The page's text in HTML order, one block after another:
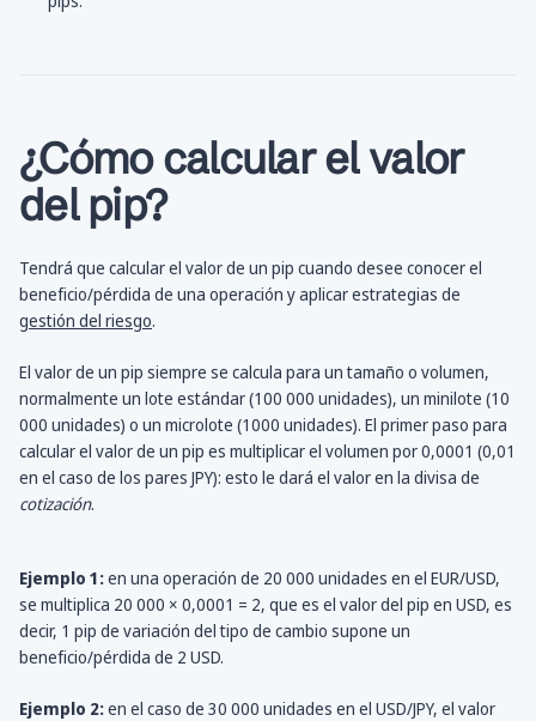
¿Cómo calcular el valor
del pip?
Tendrá que calcular el valor de un pip cuando desee conocer el
beneficio/pérdida de una operación y aplicar estrategias de
gestión del riesgo.
El valor de un pip siempre se calcula para un tamaño o volumen,
normalmente un lote estándar (100 000 unidades), un minilote (10
000 unidades) o un microlote (1000 unidades). El primer paso para
calcular el valor de un pip es multiplicar el volumen por 0,0001 (0,01
en el caso de los pares JPY): esto le dará el valor en la divisa de
cotización.
Ejemplo 1:en una operación de 20 000 unidades en el EUR/USD,
se multiplica 20 000 × 0,0001 = 2, que es el valor del pip en USD, es
decir, 1 pip de variación del tipo de cambio supone un
beneficio/pérdida de 2 USD.
Ejemplo 2:en el caso de 30 000 unidades en el USD/JPY, el valor